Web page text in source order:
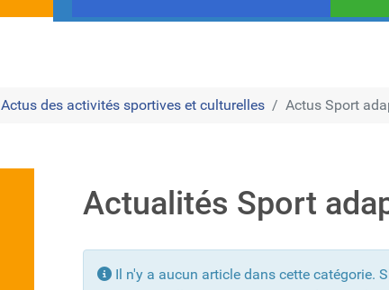
Actus des activités sportives et culturelles Actus Sport
Actualités Sport
Info
Il n'y a aucun article dans cette catégorie.